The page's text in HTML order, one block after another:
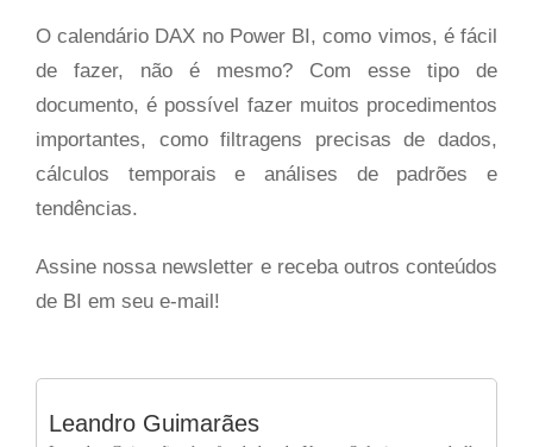
O calendário DAX no Power BI, como vimos, é fácil
de fazer, não é mesmo? Com esse tipo de
documento, é possível fazer muitos procedimentos
importantes, como filtragens precisas de dados,
cálculos temporais e análises de padrões e
tendências.
Assine nossa newsletter e receba outros conteúdos
de BI em seu e-mail!
Leandro Guimarães